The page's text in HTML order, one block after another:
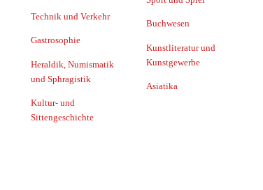
Technik und Verkehr
Gastrosophie
Heraldik, Numismatik
und Sphragistik
Kultur- und
Sittengeschichte
Buchwesen
Kunstliteratur und
Kunstgewerbe
Asiatika